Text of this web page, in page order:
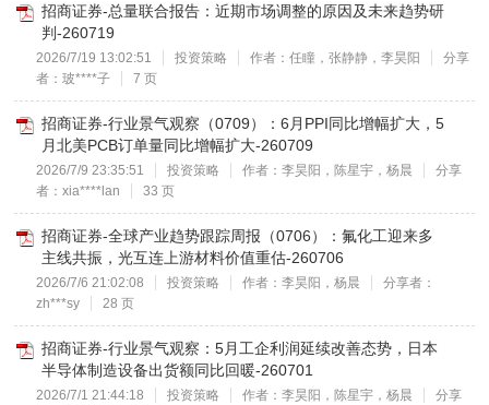
招商证券-总量联合报告：近期市场调整的原因及未来趋势研
判-260719
2026/7/19 13:02:51 投资策略 作者：任瞳，张静静，李昊阳
分享
者：玻****子
7 页
招商证券-行业景气观察（0709）：6月PPI同比增幅扩大，5
月北美PCB订单量同比增幅扩大-260709
2026/7/9 23:35:51 投资策略 作者：李昊阳，陈星宇，杨晨
分享
者：xia****lan
33 页
招商证券-全球产业趋势跟踪周报（0706）：氟化工迎来多
主线共振，光互连上游材料价值重估-260706
2026/7/6 21:02:08 投资策略 作者：李昊阳，杨晨
分享者：
zh***sy
28 页
招商证券-行业景气观察：5月工企利润延续改善态势，日本
半导体制造设备出货额同比回暖-260701
2026/7/1 21:44:18 投资策略 作者：李昊阳，陈星宇，杨晨
分享